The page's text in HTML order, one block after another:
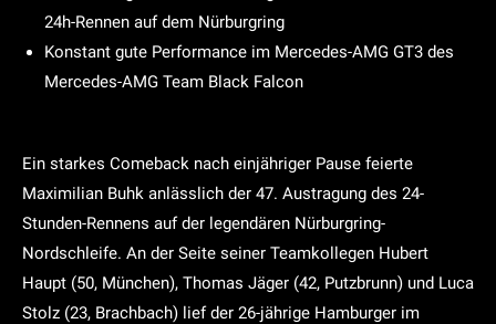
24h-Rennen auf dem Nürburgring
Konstant gute Performance im Mercedes-AMG GT3 des
Mercedes-AMG Team Black Falcon
Ein starkes Comeback nach einjähriger Pause feierte
Maximilian Buhk anlässlich der 47. Austragung des 24-
Stunden-Rennens auf der legendären Nürburgring-
Nordschleife. An der Seite seiner Teamkollegen Hubert
Haupt (50, München), Thomas Jäger (42, Putzbrunn) und Luca
Stolz (23, Brachbach) lief der 26-jährige Hamburger im